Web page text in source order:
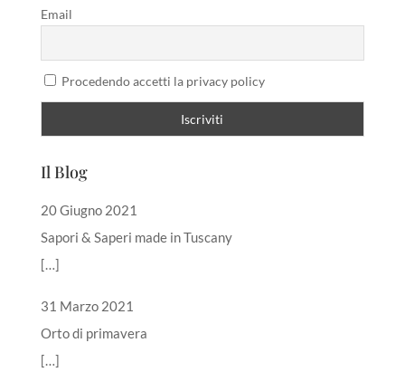
Email
Procedendo accetti la privacy policy
Il Blog
20 Giugno 2021
Sapori & Saperi made in Tuscany
[…]
31 Marzo 2021
Orto di primavera
[…]